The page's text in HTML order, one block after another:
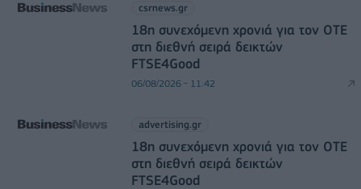
csrnews.gr
18η συνεχόμενη χρονιά για τον ΟΤΕ
στη διεθνή σειρά δεικτών
FTSE4Good
06/08/2026 - 11:42
advertising.gr
18η συνεχόμενη χρονιά για τον ΟΤΕ
στη διεθνή σειρά δεικτών
FTSE4Good